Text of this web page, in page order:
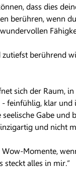
dass dies
berühren, wenn
berührend
sich der Raum,
- feinfühlig, klar und
Gabe
und nicht
Wow-Momente,
steckt alles in mir.“